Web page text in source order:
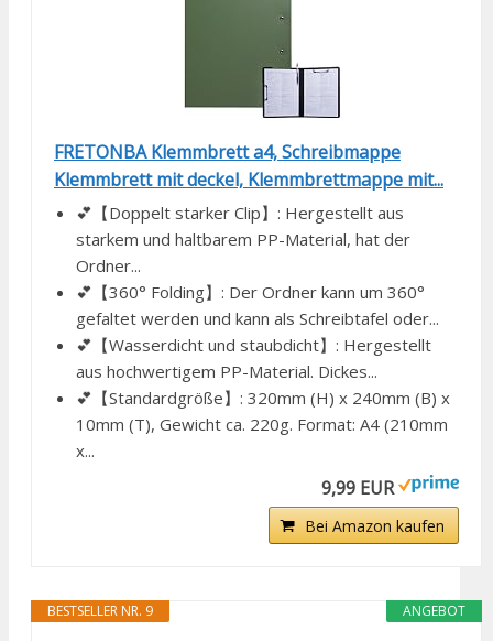
FRETONBA Klemmbrett a4, Schreibmappe
Klemmbrett mit deckel, Klemmbrettmappe mit...
💕【Doppelt starker Clip】: Hergestellt aus
starkem und haltbarem PP-Material, hat der
Ordner...
💕【360° Folding】: Der Ordner kann um 360°
gefaltet werden und kann als Schreibtafel oder...
💕【Wasserdicht und staubdicht】: Hergestellt
aus hochwertigem PP-Material. Dickes...
💕【Standardgröße】: 320mm (H) x 240mm (B) x
10mm (T), Gewicht ca. 220g. Format: A4 (210mm
x...
9,99 EUR
Bei Amazon kaufen
ANGEBOT
BESTSELLER NR. 9